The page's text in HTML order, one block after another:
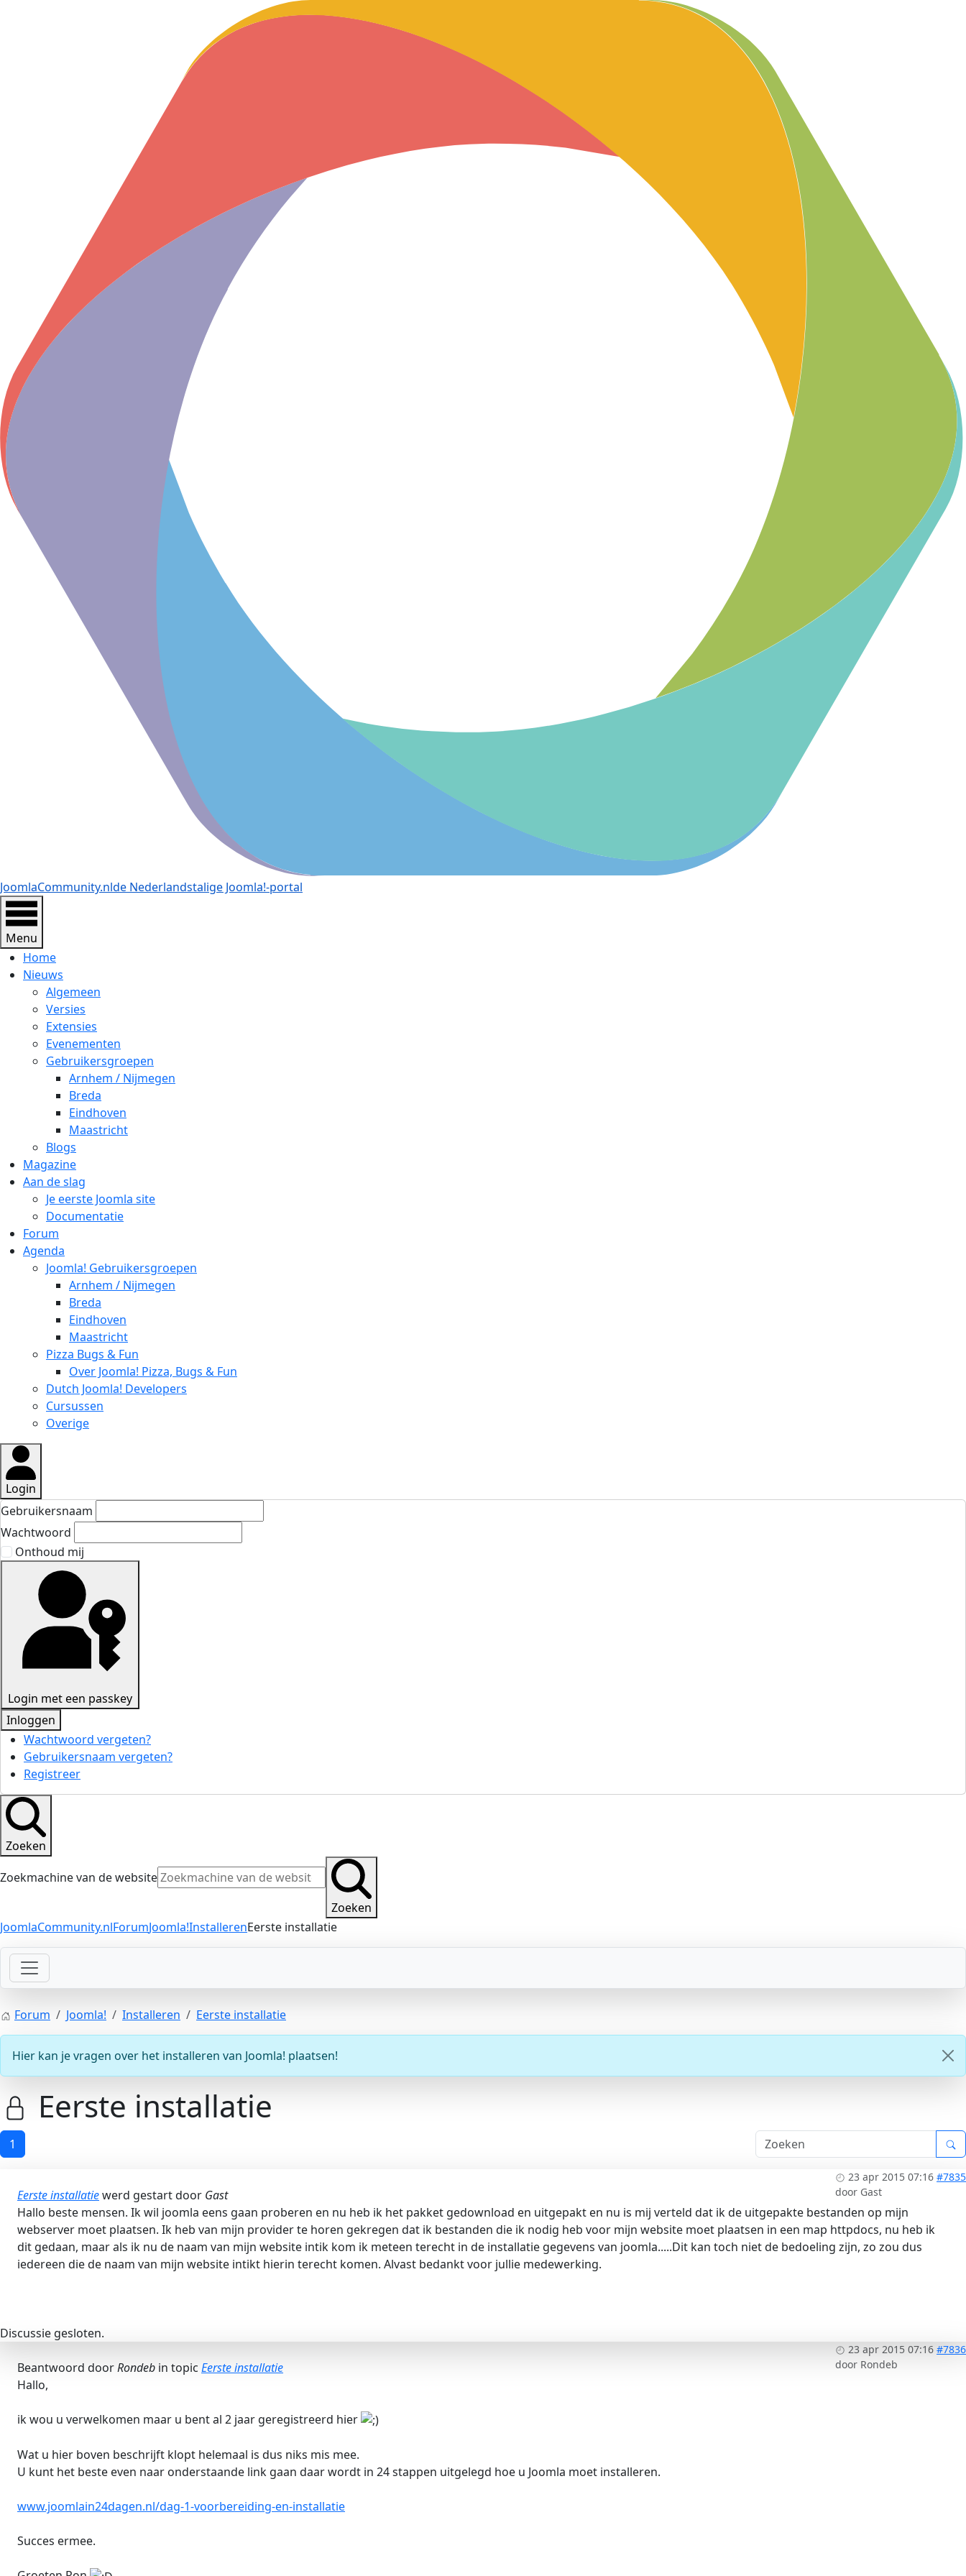
JoomlaCommunity.nlde Nederlandstalige Joomla!-portal
Menu
Home
Nieuws
Algemeen
Versies
Extensies
Evenementen
Gebruikersgroepen
Arnhem / Nijmegen
Breda
Eindhoven
Maastricht
Blogs
Magazine
Aan de slag
Je eerste Joomla site
Documentatie
Forum
Agenda
Joomla! Gebruikersgroepen
Arnhem / Nijmegen
Breda
Eindhoven
Maastricht
Pizza Bugs & Fun
Over Joomla! Pizza, Bugs & Fun
Dutch Joomla! Developers
Cursussen
Overige
Login
Gebruikersnaam
Wachtwoord
Onthoud mij
Login met een passkey
Inloggen
Wachtwoord vergeten?
Gebruikersnaam vergeten?
Registreer
Zoeken
Zoekmachine van de website
Zoeken
JoomlaCommunity.nlForumJoomla!InstallerenEerste installatie
Forum Joomla! Installeren Eerste installatie
Hier kan je vragen over het installeren van Joomla! plaatsen!
Eerste installatie
1
23 apr 2015 07:16 #7835
door Gast
Eerste installatiewerd gestart door Gast
Hallo beste mensen. Ik wil joomla eens gaan proberen en nu heb ik het pakket gedownload en uitgepakt en nu is mij verteld dat ik de uitgepakte bestanden op mijn
webserver moet plaatsen. Ik heb van mijn provider te horen gekregen dat ik bestanden die ik nodig heb voor mijn website moet plaatsen in een map httpdocs, nu heb ik
dit gedaan, maar als ik nu de naam van mijn website intik kom ik meteen terecht in de installatie gegevens van joomla.....Dit kan toch niet de bedoeling zijn, zo zou dus
iedereen die de naam van mijn website intikt hierin terecht komen. Alvast bedankt voor jullie medewerking.
Discussie gesloten.
23 apr 2015 07:16 #7836
door Rondeb
Beantwoord doorRondeb in topic Eerste installatie
Hallo,
ik wou u verwelkomen maar u bent al 2 jaar geregistreerd hier
Wat u hier boven beschrijft klopt helemaal is dus niks mis mee.
U kunt het beste even naar onderstaande link gaan daar wordt in 24 stappen uitgelegd hoe u Joomla moet installeren.
www.joomlain24dagen.nl/dag-1-voorbereiding-en-installatie
Succes ermee.